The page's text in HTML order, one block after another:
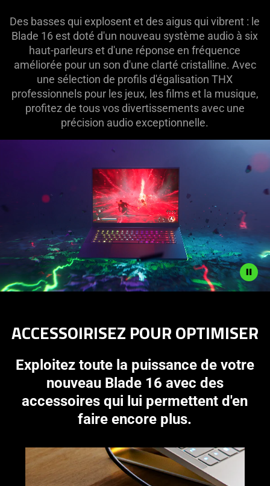
Des basses qui explosent et des aigus qui vibrent : le
Blade 16 est doté d'un nouveau système audio à six
haut-parleurs et d'une réponse en fréquence
améliorée pour un son d'une clarté cristalline. Avec
une sélection de profils d'égalisation THX
professionnels pour les jeux, les films et la musique,
profitez de tous vos divertissements avec une
précision audio exceptionnelle.
needed:
visuals
video
support
ACCESSOIRISEZ POUR OPTIMISER
Exploitez toute la puissance de votre
nouveau Blade 16 avec des
accessoires qui lui permettent d'en
faire encore plus.